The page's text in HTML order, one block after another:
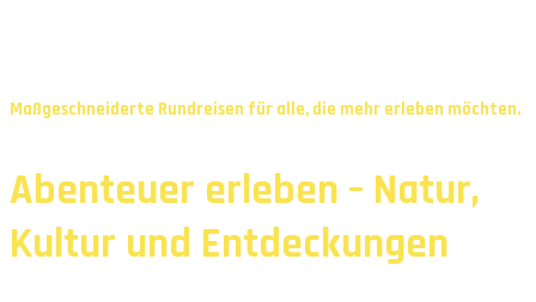
Abenteuer erleben – Natur,
Kultur und Entdeckungen
Maßgeschneiderte Rundreisen für alle, die mehr erleben möchten.